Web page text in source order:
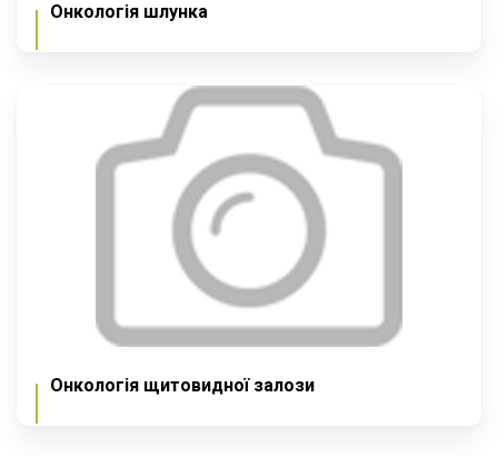
Онкологія шлунка
Онкологія щитовидної залози